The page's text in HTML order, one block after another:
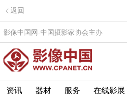
返回
影像中国网-中国摄影家协会主办
资讯 器材 服务 在线影展